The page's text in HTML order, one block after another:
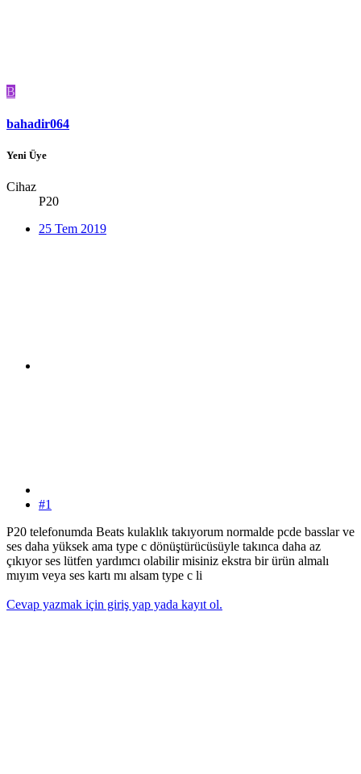
B
bahadir064
Yeni Üye
Cihaz
P20
25 Tem 2019
#1
P20 telefonumda Beats kulaklık takıyorum normalde pcde basslar ve
ses daha yüksek ama type c dönüştürücüsüyle takınca daha az
çıkıyor ses lütfen yardımcı olabilir misiniz ekstra bir ürün almalı
mıyım veya ses kartı mı alsam type c li
Cevap yazmak için giriş yap yada kayıt ol.